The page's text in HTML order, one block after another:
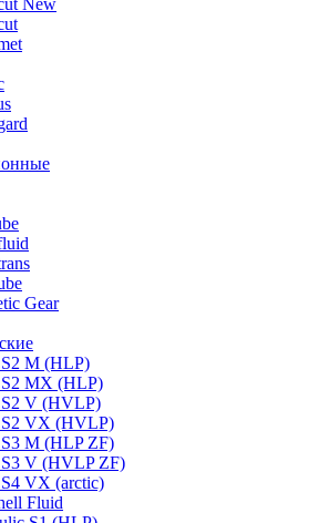
New
Gear
M (HLP)
S2 MХ (HLP)
S2 V (HVLP)
S2 VX (HVLP)
M (HLP ZF)
S3 V (HVLP ZF)
VX (arctic)
Fluid